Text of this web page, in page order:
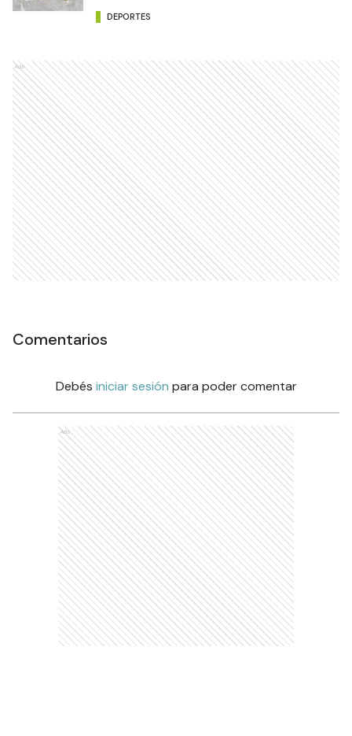
DEPORTES
Ads
Comentarios
Debés iniciar sesión para poder comentar
Ads